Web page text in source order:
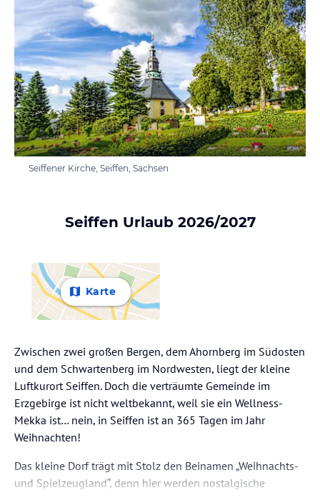
Seiffener Kirche, Seiffen, Sachsen
Seiffen Urlaub 2026/2027
Karte
Zwischen zwei großen Bergen, dem Ahornberg im Südosten
und dem Schwartenberg im Nordwesten, liegt der kleine
Luftkurort Seiffen. Doch die verträumte Gemeinde im
Erzgebirge ist nicht weltbekannt, weil sie ein Wellness-
Mekka ist… nein, in Seiffen ist an 365 Tagen im Jahr
Weihnachten!
Das kleine Dorf trägt mit Stolz den Beinamen „Weihnachts-
und Spielzeugland“, denn hier werden nostalgische